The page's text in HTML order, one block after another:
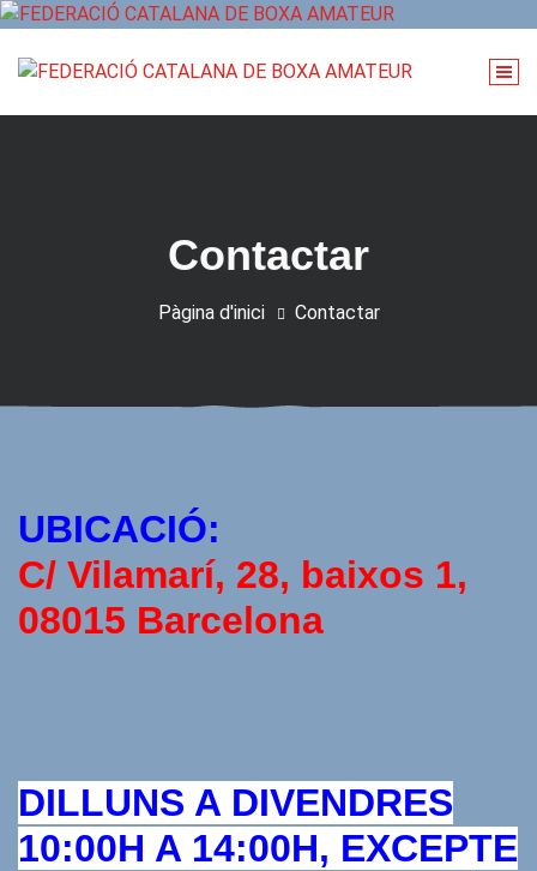
Vés
contingut
Contactar
Pàgina d'inici Contactar
UBICACIÓ:
C/ Vilamarí, 28, baixos 1,
08015 Barcelona
DILLUNS A DIVENDRES
10:00H A 14:00H, EXCEPTE